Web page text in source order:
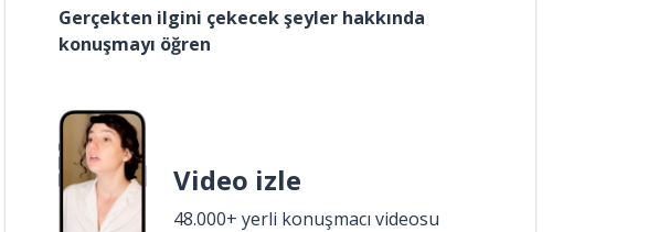
Gerçekten ilgini çekecek şeyler hakkında
konuşmayı öğren
Video izle
48.000+ yerli konuşmacı videosu